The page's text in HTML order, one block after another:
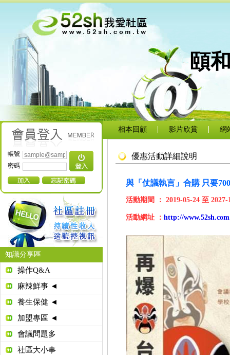
頤
帳號
密碼
知識分享區
操作Q&A
麻辣鮮事 ◄
養生保健 ◄
加盟專區 ◄
會議問題多
社區大小事
相本回顧 影片欣賞 網
優惠活動詳細說明
與「仗議執言」合購 只要
活動期間 ： 2019-05-24 至 2027-
活動網址 ： http://